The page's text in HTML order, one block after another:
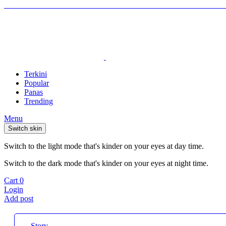
Terkini
Popular
Panas
Trending
Menu
Switch skin
Switch to the light mode that's kinder on your eyes at day time.
Switch to the dark mode that's kinder on your eyes at night time.
Cart 0
Login
Add post